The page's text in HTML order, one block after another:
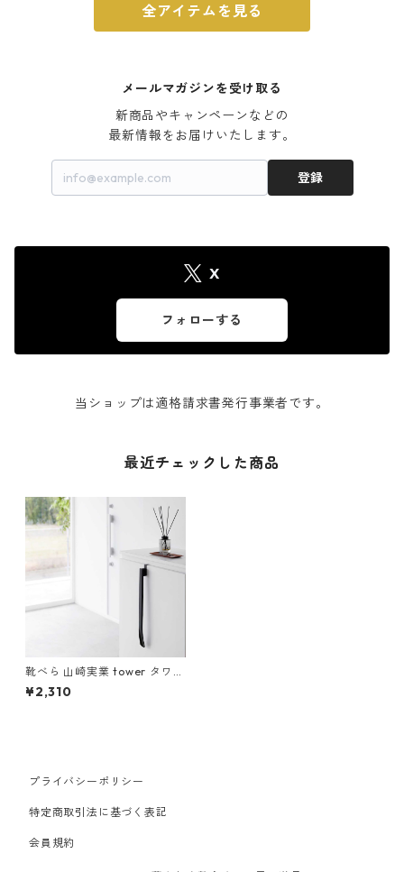
全アイテムを見る
メールマガジンを受け取る
新商品やキャンペーンなどの
最新情報をお届けいたします。
登録
X
フォローする
当ショップは適格請求書発行事業者です。
最近チェックした商品
靴べら 山崎実業 tower タワー
マグネットで付ける引っ掛け
靴ベラ ブラック
¥2,310
プライバシーポリシー
特定商取引法に基づく表記
会員規約